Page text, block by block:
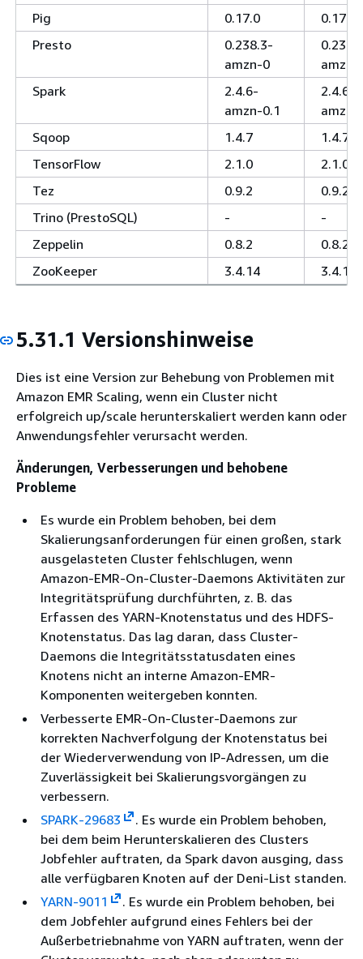
Pig
0.17.0
0.17.0
Presto
0.238.3-
amzn-0
amzn-
Spark
2.4.6-
amzn-0.1
2.4.6-
amzn-
Sqoop
1.4.7
1.4.7
TensorFlow
2.1.0
2.1.0
Tez
0.9.2
0.9.2
Trino (PrestoSQL)
-
-
Zeppelin
0.8.2
0.8.2
ZooKeeper
3.4.14 3.4.14
5.31.1 Versionshinweise
Dies ist eine Version zur Behebung von Problemen mit
Amazon EMR Scaling, wenn ein Cluster nicht
erfolgreich up/scale herunterskaliert werden kann oder
Anwendungsfehler verursacht werden.
Änderungen, Verbesserungen und behobene
Probleme
Es wurde ein Problem behoben, bei dem
Skalierungsanforderungen für einen großen, stark
ausgelasteten Cluster fehlschlugen, wenn
Amazon-EMR-On-Cluster-Daemons Aktivitäten zur
Integritätsprüfung durchführten, z. B. das
Erfassen des YARN-Knotenstatus und des HDFS-
Knotenstatus. Das lag daran, dass Cluster-
Daemons die Integritätsstatusdaten eines
Knotens nicht an interne Amazon-EMR-
Komponenten weitergeben konnten.
Verbesserte EMR-On-Cluster-Daemons zur
korrekten Nachverfolgung der Knotenstatus bei
der Wiederverwendung von IP-Adressen, um die
Zuverlässigkeit bei Skalierungsvorgängen zu
verbessern.
SPARK-29683
. Es wurde ein Problem behoben,
bei dem beim Herunterskalieren des Clusters
Jobfehler auftraten, da Spark davon ausging, dass
alle verfügbaren Knoten auf der Deni-List standen.
YARN-9011
. Es wurde ein Problem behoben, bei
dem Jobfehler aufgrund eines Fehlers bei der
Außerbetriebnahme von YARN auftraten, wenn der